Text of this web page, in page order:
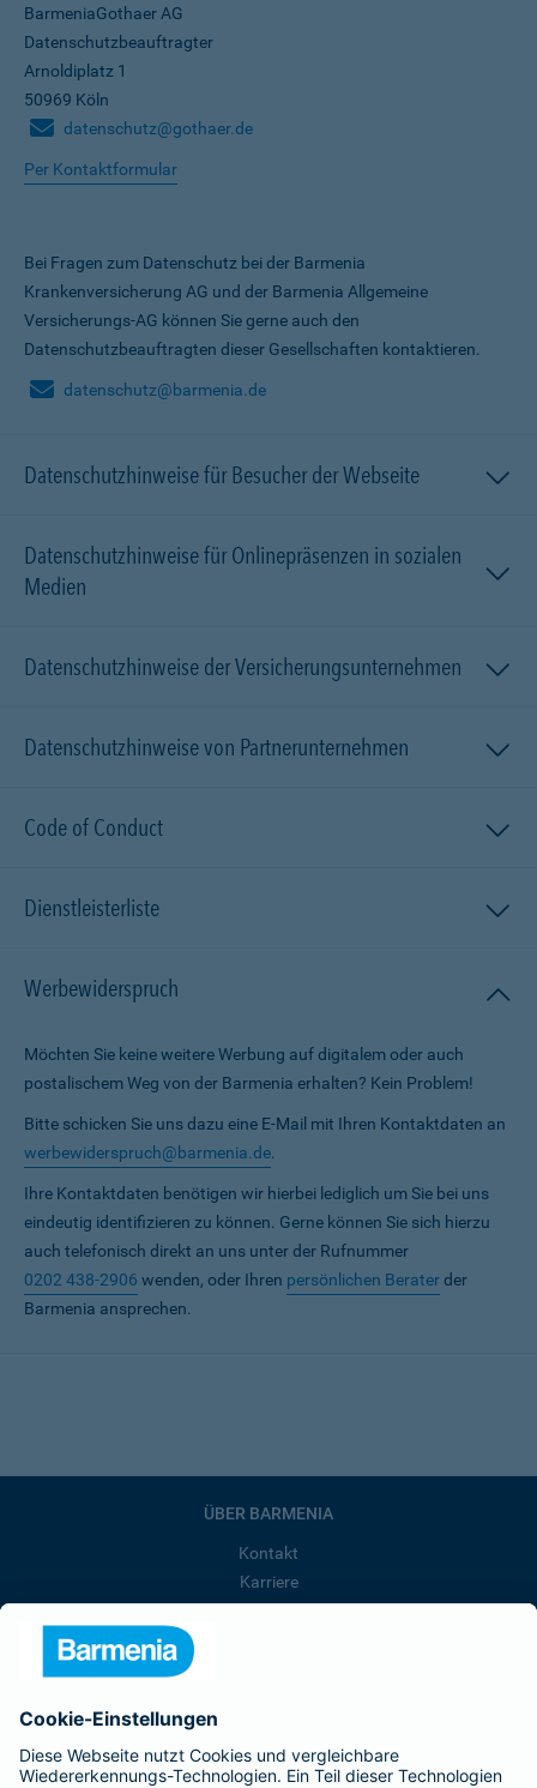
BarmeniaGothaer AG
Datenschutzbeauftragter
Arnoldiplatz 1
50969 Köln
datenschutz@gothaer.de
Per Kontaktformular
Bei Fragen zum Datenschutz bei der Barmenia
Krankenversicherung AG und der Barmenia Allgemeine
Versicherungs-AG können Sie gerne auch den
Datenschutzbeauftragten dieser Gesellschaften kontaktieren.
datenschutz@barmenia.de
Datenschutzhinweise für Besucher der Webseite
Datenschutzhinweise für Onlinepräsenzen in sozialen
Medien
Datenschutzhinweise der Versicherungsunternehmen
Datenschutzhinweise von Partnerunternehmen
Code of Conduct
Dienstleisterliste
Werbewiderspruch
Möchten Sie keine weitere Werbung auf digitalem oder auch
postalischem Weg von der Barmenia erhalten? Kein Problem!
Bitte schicken Sie uns dazu eine E-Mail mit Ihren Kontaktdaten an
werbewiderspruch@barmenia.de.
Ihre Kontaktdaten benötigen wir hierbei lediglich um Sie bei uns
eindeutig identifizieren zu können. Gerne können Sie sich hierzu
auch telefonisch direkt an uns unter der Rufnummer
0202 438-2906 wenden, oder Ihren persönlichen Beraterder
Barmenia ansprechen.
ÜBER BARMENIA
Kontakt
Karriere
Barmenia ist Teil der BarmeniaGothaer
BELIEBTE SEITEN